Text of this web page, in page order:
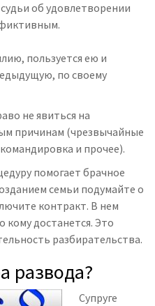
судьи об удовлетворении
пользуется ею и
по своему
не явиться на
причинам (чрезвычайные
и прочее).
помогает брачное
семьи подумайте о
контракт. В нем
кому достанется. Это
разбирательства.
развода?
Супруге